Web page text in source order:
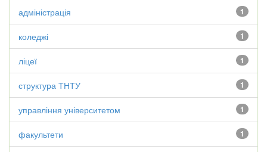
1
адміністрація
1
коледжі
1
ліцеї
1
структура ТНТУ
1
управління університетом
1
факультети